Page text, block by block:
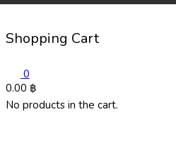
Shopping Cart
0
0.00 ฿
No products in the cart.